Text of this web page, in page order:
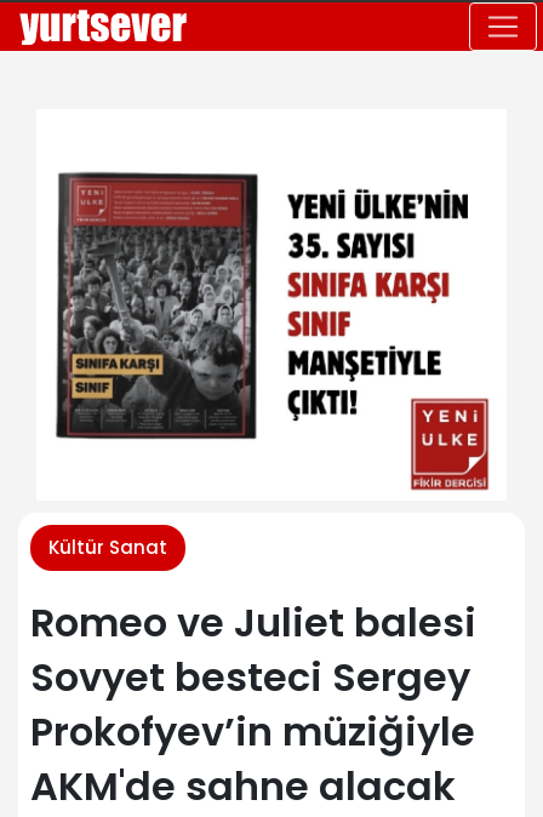
Kültür Sanat
Romeo ve Juliet balesi
Sovyet besteci Sergey
Prokofyev’in müziğiyle
AKM'de sahne alacak